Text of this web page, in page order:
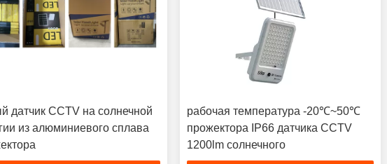
датчик CCTV на солнечной
из алюминиевого сплава
рабочая температура -20℃~50℃
прожектора IP66 датчика CCTV
1200lm солнечного